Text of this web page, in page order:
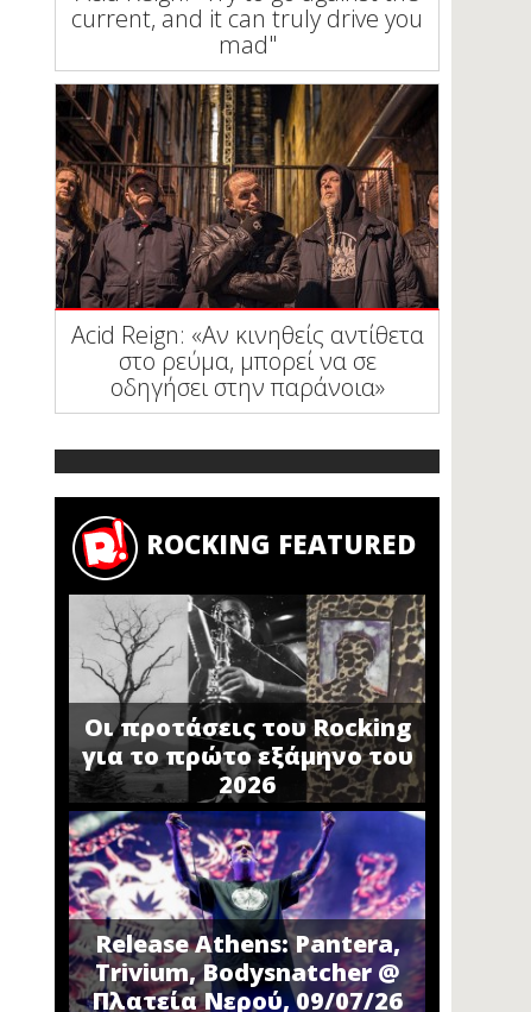
current, and it can truly drive you
mad"
Acid Reign: «Αν κινηθείς αντίθετα
στο ρεύμα, μπορεί να σε
οδηγήσει στην παράνοια»
ROCKING FEATURED
Οι προτάσεις του Rocking
για το πρώτο εξάμηνο του
2026
Release Athens: Pantera,
Trivium, Bodysnatcher @
Πλατεία Νερού, 09/07/26